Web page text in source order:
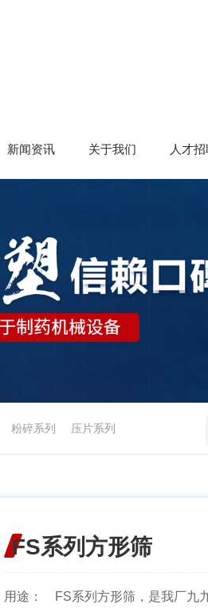
新闻资讯 关于我们 人才
粉碎系列 压片系列
FS系列方形筛
用途： FS系列方形筛，是我厂九